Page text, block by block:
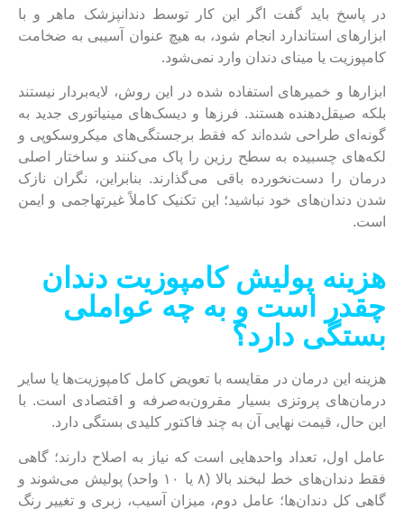
در پاسخ باید گفت اگر این کار توسط دندانپزشک ماهر و با
ابزارهای استاندارد انجام شود، به هیچ عنوان آسیبی به ضخامت
کامپوزیت یا مینای دندان وارد نمی‌شود.
ابزارها و خمیرهای استفاده شده در این روش، لایه‌بردار نیستند
بلکه صیقل‌دهنده هستند. فرزها و دیسک‌های مینیاتوری جدید به
گونه‌ای طراحی شده‌اند که فقط برجستگی‌های میکروسکوپی و
لکه‌های چسبیده به سطح رزین را پاک می‌کنند و ساختار اصلی
درمان را دست‌نخورده باقی می‌گذارند. بنابراین، نگران نازک
شدن دندان‌های خود نباشید؛ این تکنیک کاملاً غیرتهاجمی و ایمن
است.
هزینه پولیش کامپوزیت دندان
چقدر است و به چه عواملی
بستگی دارد؟
هزینه این درمان در مقایسه با تعویض کامل کامپوزیت‌ها یا سایر
درمان‌های پروتزی بسیار مقرون‌به‌صرفه و اقتصادی است. با
این حال، قیمت نهایی آن به چند فاکتور کلیدی بستگی دارد.
عامل اول، تعداد واحدهایی است که نیاز به اصلاح دارند؛ گاهی
فقط دندان‌های خط لبخند بالا (۸ یا ۱۰ واحد) پولیش می‌شوند و
گاهی کل دندان‌ها؛ عامل دوم، میزان آسیب، زبری و تغییر رنگ